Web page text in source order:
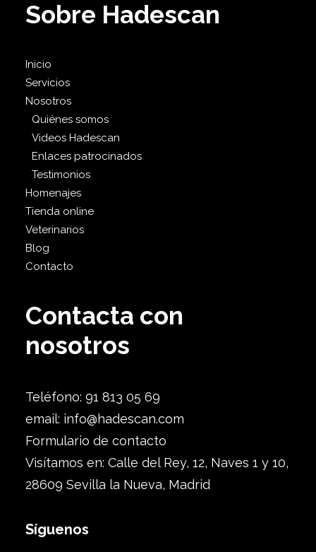
Sobre Hadescan
Inicio
Servicios
Nosotros
Quiénes somos
Videos Hadescan
Enlaces patrocinados
Testimonios
Homenajes
Tienda online
Veterinarios
Blog
Contacto
Contacta con
nosotros
Teléfono: 91 813 05 69
email: info@hadescan.com
Formulario de contacto
Visítamos en: Calle del Rey, 12, Naves 1 y 10,
28609 Sevilla la Nueva, Madrid
Síguenos